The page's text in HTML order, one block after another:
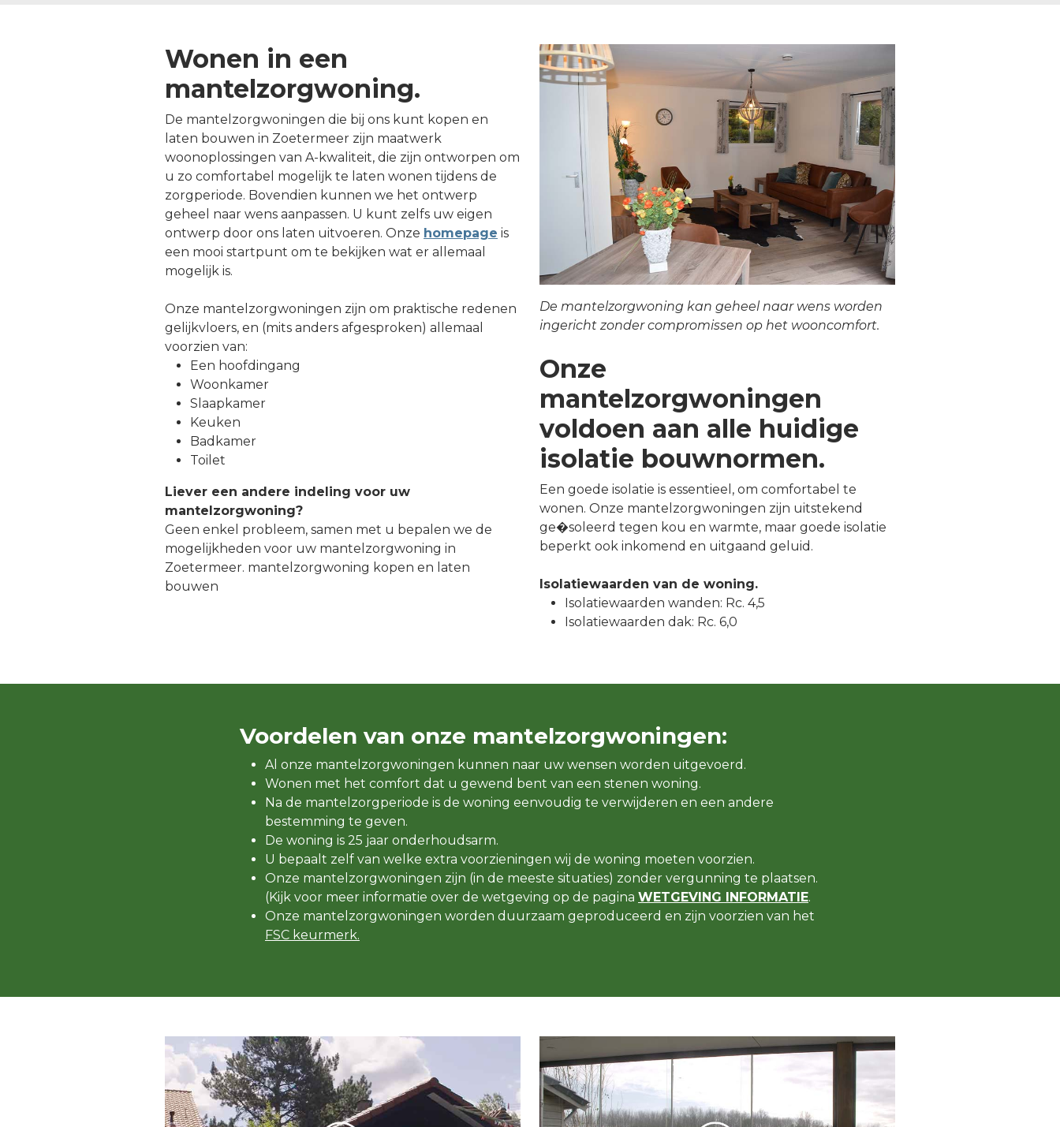
Wonen in een
mantelzorgwoning.
De mantelzorgwoningen die bij ons kunt kopen en
laten bouwen in Zoetermeer zijn maatwerk
woonoplossingen van A-kwaliteit, die zijn ontworpen om
u zo comfortabel mogelijk te laten wonen tijdens de
zorgperiode. Bovendien kunnen we het ontwerp
geheel naar wens aanpassen. U kunt zelfs uw eigen
ontwerp door ons laten uitvoeren. Onze homepage is
een mooi startpunt om te bekijken wat er allemaal
mogelijk is.
Onze mantelzorgwoningen zijn om praktische redenen
gelijkvloers, en (mits anders afgesproken) allemaal
voorzien van:
Een hoofdingang
Woonkamer
Slaapkamer
Keuken
Badkamer
Toilet
Liever een andere indeling voor uw
mantelzorgwoning?
Geen enkel probleem, samen met u bepalen we de
mogelijkheden voor uw mantelzorgwoning in
Zoetermeer. mantelzorgwoning kopen en laten
bouwen
De mantelzorgwoning kan geheel naar wens worden
ingericht zonder compromissen op het wooncomfort.
Onze
mantelzorgwoningen
voldoen aan alle huidige
isolatie bouwnormen.
Een goede isolatie is essentieel, om comfortabel te
wonen. Onze mantelzorgwoningen zijn uitstekend
ge�soleerd tegen kou en warmte, maar goede isolatie
beperkt ook inkomend en uitgaand geluid.
Isolatiewaarden van de woning.
Isolatiewaarden wanden: Rc. 4,5
Isolatiewaarden dak: Rc. 6,0
Voordelen van onze mantelzorgwoningen:
Al onze mantelzorgwoningen kunnen naar uw wensen worden uitgevoerd.
Wonen met het comfort dat u gewend bent van een stenen woning.
Na de mantelzorgperiode is de woning eenvoudig te verwijderen en een andere
bestemming te geven.
De woning is 25 jaar onderhoudsarm.
U bepaalt zelf van welke extra voorzieningen wij de woning moeten voorzien.
Onze mantelzorgwoningen zijn (in de meeste situaties) zonder vergunning te plaatsen.
(Kijk voor meer informatie over de wetgeving op de pagina WETGEVING INFORMATIE.
Onze mantelzorgwoningen worden duurzaam geproduceerd en zijn voorzien van het
FSC keurmerk.